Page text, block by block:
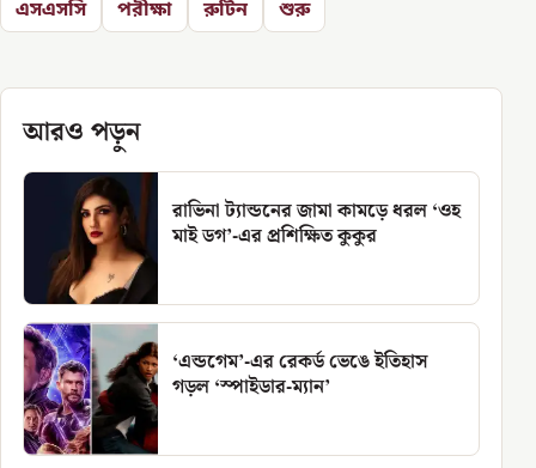
এসএসসি পরীক্ষা রুটিন শুরু
আরও পড়ুন
রাভিনা ট্যান্ডনের জামা কামড়ে ধরল ‘ওহ
মাই ডগ’-এর প্রশিক্ষিত কুকুর
‘এন্ডগেম’-এর রেকর্ড ভেঙে ইতিহাস
গড়ল ‘স্পাইডার-ম্যান’